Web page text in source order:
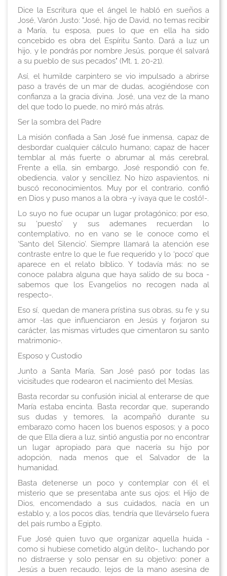
Dice la Escritura que el ángel le habló en sueños a
José, Varón Justo: "José, hijo de David, no temas recibir
a María, tu esposa, pues lo que en ella ha sido
concebido es obra del Espíritu Santo. Dará a luz un
hijo, y le pondrás por nombre Jesús, porque él salvará
a su pueblo de sus pecados" (Mt. 1, 20-21).
Así, el humilde carpintero se vio impulsado a abrirse
paso a través de un mar de dudas, acogiéndose con
confianza a la gracia divina. José, una vez de la mano
del que todo lo puede, no miró más atrás.
Ser la sombra del Padre
La misión confiada a San José fue inmensa, capaz de
desbordar cualquier cálculo humano; capaz de hacer
temblar al más fuerte o abrumar al más cerebral.
Frente a ella, sin embargo, José respondió con fe,
obediencia, valor y sencillez. No hizo aspavientos, ni
buscó reconocimientos. Muy por el contrario, confió
en Dios y puso manos a la obra -y ¡vaya que le costó!-.
Lo suyo no fue ocupar un lugar protagónico; por eso,
su ‘puesto’ y sus ademanes recuerdan lo
contemplativo, no en vano se le conoce como el
‘Santo del Silencio’. Siempre llamará la atención ese
contraste entre lo que le fue requerido y lo ‘poco’ que
aparece en el relato bíblico. Y todavía más: no se
conoce palabra alguna que haya salido de su boca -
sabemos que los Evangelios no recogen nada al
respecto-.
Eso sí, quedan de manera prístina sus obras, su fe y su
amor -las que influenciaron en Jesús y forjaron su
carácter, las mismas virtudes que cimentaron su santo
matrimonio-.
Esposo y Custodio
Junto a Santa María, San José pasó por todas las
vicisitudes que rodearon el nacimiento del Mesías.
Basta recordar su confusión inicial al enterarse de que
María estaba encinta. Basta recordar que, superando
sus dudas y temores, la acompañó durante su
embarazo como hacen los buenos esposos; y a poco
de que Ella diera a luz, sintió angustia por no encontrar
un lugar apropiado para que nacería su hijo por
adopción, nada menos que el Salvador de la
humanidad.
Basta detenerse un poco y contemplar con él el
misterio que se presentaba ante sus ojos: el Hijo de
Dios, encomendado a sus cuidados, nacía en un
establo y, a los pocos días, tendría que llevárselo fuera
del país rumbo a Egipto.
Fue José quien tuvo que organizar aquella huida -
como si hubiese cometido algún delito-, luchando por
no distraerse y solo pensar en su objetivo: poner a
Jesús a buen recaudo, lejos de la mano asesina de